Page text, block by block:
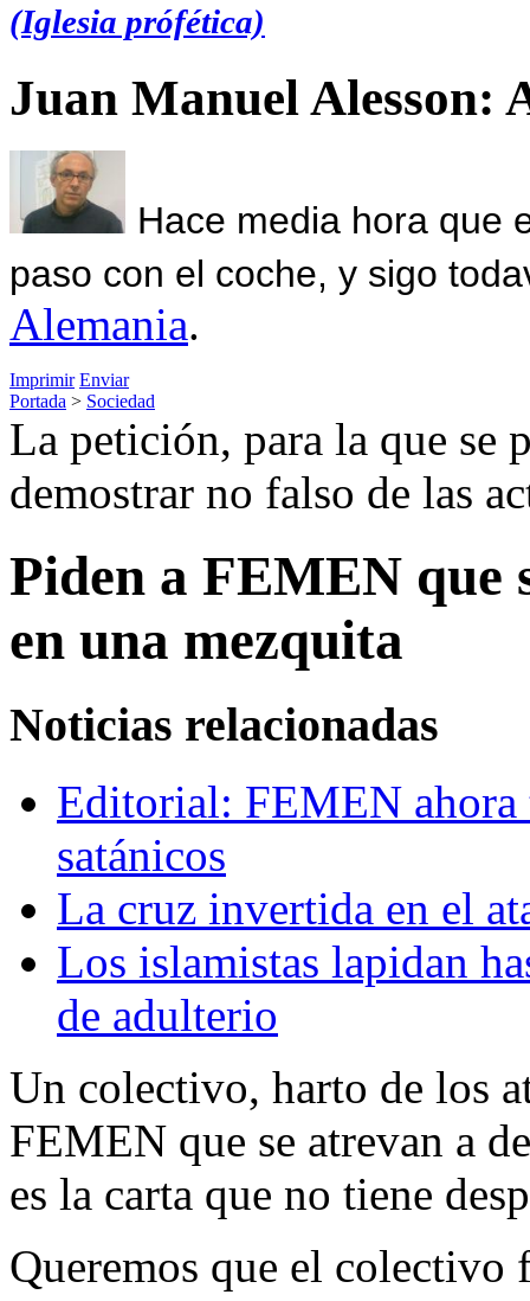
(Iglesia prófética)
Juan Manuel Alesson:
Hace media hora que
paso con el coche, y sigo
Alemania.
Imprimir Enviar
Portada > Sociedad
La petición, para la que se
demostrar no falso de las
Piden a FEMEN que
en una mezquita
Noticias relacionadas
Editorial: FEMEN ahora
satánicos
La cruz invertida en el
Los islamistas lapidan
de adulterio
Un colectivo, harto de los
FEMEN que se atrevan a
es la carta que no tiene
Queremos que el colectivo